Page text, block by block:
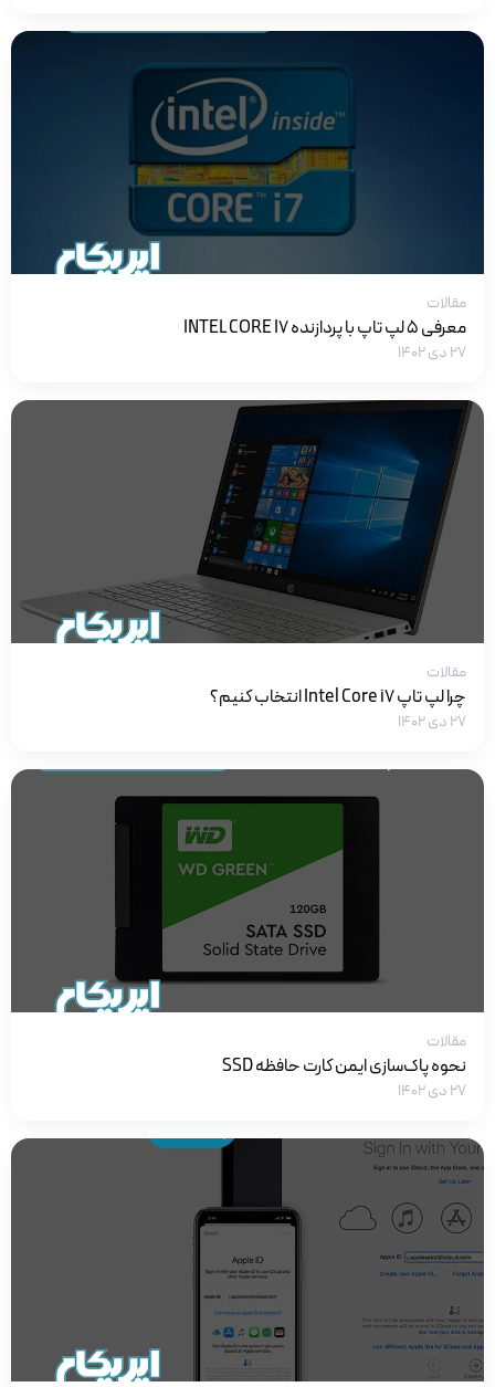
مقالات
معرفی 5 لپ تاپ با پردازنده INTEL CORE I7
۲۷ دی ۱۴۰۲
مقالات
چرا لپ تاپ Intel Core i7 انتخاب کنیم؟
۲۷ دی ۱۴۰۲
مقالات
نحوه پاک‌سازی ایمن کارت حافظه SSD
۲۷ دی ۱۴۰۲